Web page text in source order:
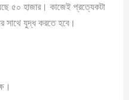
৫০ হাজার। কাজেই প্রত্যেকটা
সাথে যুদ্ধ করতে হবে।